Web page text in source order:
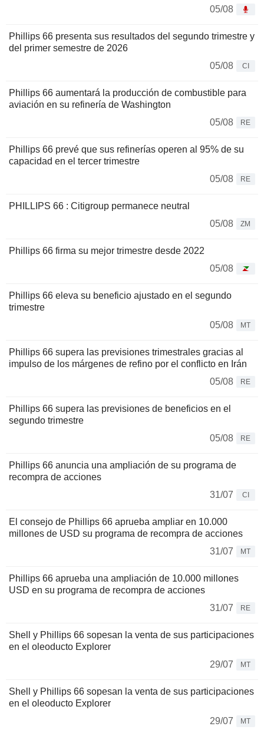
05/08
Phillips 66 presenta sus resultados del segundo trimestre y
del primer semestre de 2026
05/08
CI
Phillips 66 aumentará la producción de combustible para
aviación en su refinería de Washington
05/08
RE
Phillips 66 prevé que sus refinerías operen al 95% de su
capacidad en el tercer trimestre
05/08
RE
PHILLIPS 66 : Citigroup permanece neutral
05/08
ZM
Phillips 66 firma su mejor trimestre desde 2022
05/08
Phillips 66 eleva su beneficio ajustado en el segundo
trimestre
05/08
MT
Phillips 66 supera las previsiones trimestrales gracias al
impulso de los márgenes de refino por el conflicto en Irán
05/08
RE
Phillips 66 supera las previsiones de beneficios en el
segundo trimestre
05/08
RE
Phillips 66 anuncia una ampliación de su programa de
recompra de acciones
31/07
CI
El consejo de Phillips 66 aprueba ampliar en 10.000
millones de USD su programa de recompra de acciones
31/07
MT
Phillips 66 aprueba una ampliación de 10.000 millones
USD en su programa de recompra de acciones
31/07
RE
Shell y Phillips 66 sopesan la venta de sus participaciones
en el oleoducto Explorer
29/07
MT
Shell y Phillips 66 sopesan la venta de sus participaciones
en el oleoducto Explorer
29/07
MT